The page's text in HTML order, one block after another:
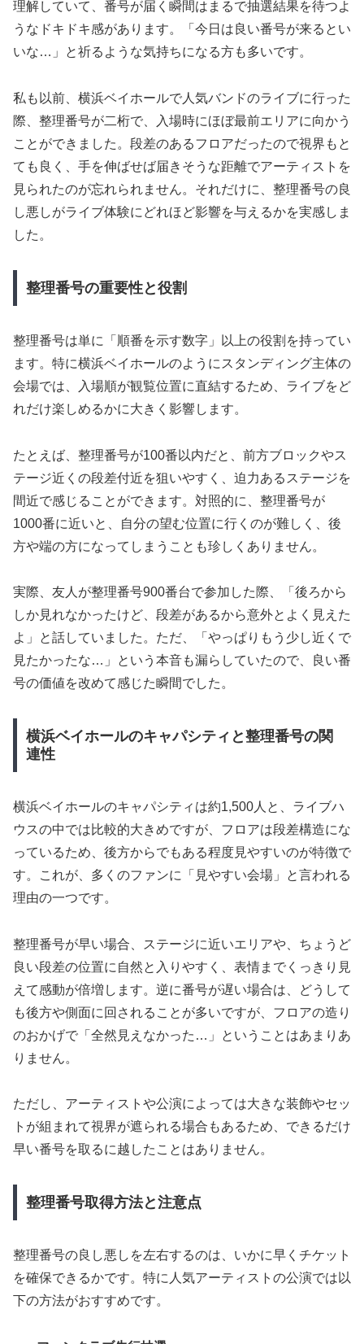
理解していて、番号が届く瞬間はまるで抽選結果を待つよ
うなドキドキ感があります。「今日は良い番号が来るとい
いな…」と祈るような気持ちになる方も多いです。
私も以前、横浜ベイホールで人気バンドのライブに行った
際、整理番号が二桁で、入場時にほぼ最前エリアに向かう
ことができました。段差のあるフロアだったので視界もと
ても良く、手を伸ばせば届きそうな距離でアーティストを
見られたのが忘れられません。それだけに、整理番号の良
し悪しがライブ体験にどれほど影響を与えるかを実感しま
した。
整理番号の重要性と役割
整理番号は単に「順番を示す数字」以上の役割を持ってい
ます。特に横浜ベイホールのようにスタンディング主体の
会場では、入場順が観覧位置に直結するため、ライブをど
れだけ楽しめるかに大きく影響します。
たとえば、整理番号が100番以内だと、前方ブロックやス
テージ近くの段差付近を狙いやすく、迫力あるステージを
間近で感じることができます。対照的に、整理番号が
1000番に近いと、自分の望む位置に行くのが難しく、後
方や端の方になってしまうことも珍しくありません。
実際、友人が整理番号900番台で参加した際、「後ろから
しか見れなかったけど、段差があるから意外とよく見えた
よ」と話していました。ただ、「やっぱりもう少し近くで
見たかったな…」という本音も漏らしていたので、良い番
号の価値を改めて感じた瞬間でした。
横浜ベイホールのキャパシティと整理番号の関
連性
横浜ベイホールのキャパシティは約1,500人と、ライブハ
ウスの中では比較的大きめですが、フロアは段差構造にな
っているため、後方からでもある程度見やすいのが特徴で
す。これが、多くのファンに「見やすい会場」と言われる
理由の一つです。
整理番号が早い場合、ステージに近いエリアや、ちょうど
良い段差の位置に自然と入りやすく、表情までくっきり見
えて感動が倍増します。逆に番号が遅い場合は、どうして
も後方や側面に回されることが多いですが、フロアの造り
のおかげで「全然見えなかった…」ということはあまりあ
りません。
ただし、アーティストや公演によっては大きな装飾やセッ
トが組まれて視界が遮られる場合もあるため、できるだけ
早い番号を取るに越したことはありません。
整理番号取得方法と注意点
整理番号の良し悪しを左右するのは、いかに早くチケット
を確保できるかです。特に人気アーティストの公演では以
下の方法がおすすめです。